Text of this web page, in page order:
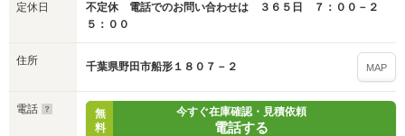
定休日
不定休 電話でのお問い合わせは ３６５日 ７：００－２
５：００
住所 千葉県野田市船形１８０７－２ MAP
電話
無
料
今すぐ在庫確認・見積依頼
電話する